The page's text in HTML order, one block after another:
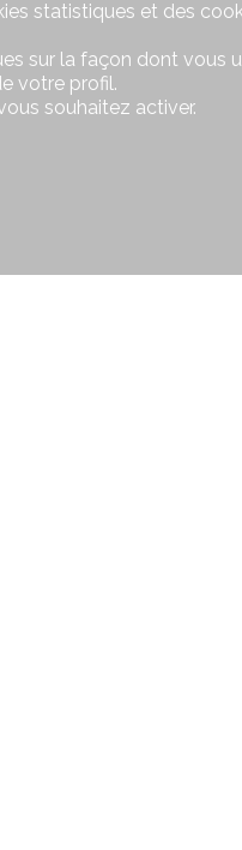
statistiques et des
sur la façon dont vous
votre profil.
souhaitez activer.